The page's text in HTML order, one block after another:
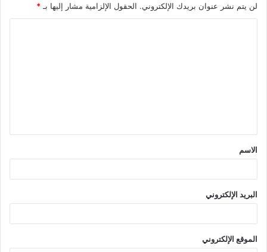
لن يتم نشر عنوان بريدك الإلكتروني. الحقول الإلزامية مشار إليها بـ *
ق
*
الاسم
البريد الإلكتروني
الموقع الإلكتروني